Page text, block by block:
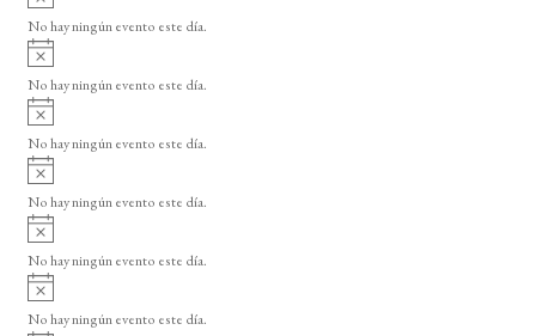
o
v
i
o
No hay ningún evento este día.
A
v
i
o
No hay ningún evento este día.
A
v
i
o
No hay ningún evento este día.
A
v
i
o
No hay ningún evento este día.
A
v
i
o
No hay ningún evento este día.
A
v
i
No hay ningún evento este día.